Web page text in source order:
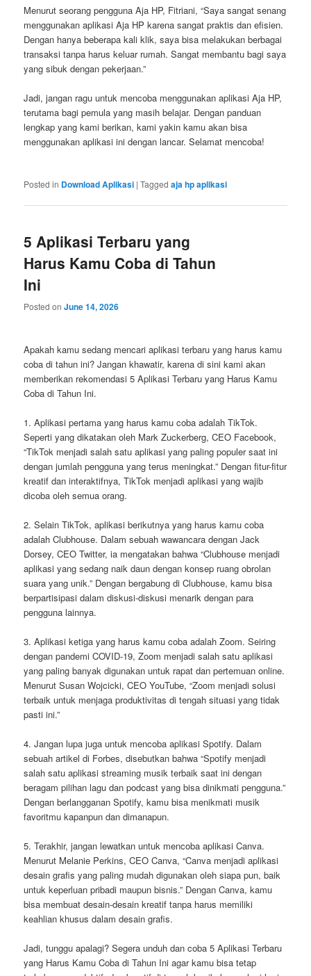
Menurut seorang pengguna Aja HP, Fitriani, “Saya sangat senang
menggunakan aplikasi Aja HP karena sangat praktis dan efisien.
Dengan hanya beberapa kali klik, saya bisa melakukan berbagai
transaksi tanpa harus keluar rumah. Sangat membantu bagi saya
yang sibuk dengan pekerjaan.”
Jadi, jangan ragu untuk mencoba menggunakan aplikasi Aja HP,
terutama bagi pemula yang masih belajar. Dengan panduan
lengkap yang kami berikan, kami yakin kamu akan bisa
menggunakan aplikasi ini dengan lancar. Selamat mencoba!
Posted in Download Aplikasi |Tagged aja hp aplikasi
5 Aplikasi Terbaru yang
Harus Kamu Coba di Tahun
Ini
Posted onJune 14, 2026
Apakah kamu sedang mencari aplikasi terbaru yang harus kamu
coba di tahun ini? Jangan khawatir, karena di sini kami akan
memberikan rekomendasi 5 Aplikasi Terbaru yang Harus Kamu
Coba di Tahun Ini.
1. Aplikasi pertama yang harus kamu coba adalah TikTok.
Seperti yang dikatakan oleh Mark Zuckerberg, CEO Facebook,
“TikTok menjadi salah satu aplikasi yang paling populer saat ini
dengan jumlah pengguna yang terus meningkat.” Dengan fitur-fitur
kreatif dan interaktifnya, TikTok menjadi aplikasi yang wajib
dicoba oleh semua orang.
2. Selain TikTok, aplikasi berikutnya yang harus kamu coba
adalah Clubhouse. Dalam sebuah wawancara dengan Jack
Dorsey, CEO Twitter, ia mengatakan bahwa “Clubhouse menjadi
aplikasi yang sedang naik daun dengan konsep ruang obrolan
suara yang unik.” Dengan bergabung di Clubhouse, kamu bisa
berpartisipasi dalam diskusi-diskusi menarik dengan para
pengguna lainnya.
3. Aplikasi ketiga yang harus kamu coba adalah Zoom. Seiring
dengan pandemi COVID-19, Zoom menjadi salah satu aplikasi
yang paling banyak digunakan untuk rapat dan pertemuan online.
Menurut Susan Wojcicki, CEO YouTube, “Zoom menjadi solusi
terbaik untuk menjaga produktivitas di tengah situasi yang tidak
pasti ini.”
4. Jangan lupa juga untuk mencoba aplikasi Spotify. Dalam
sebuah artikel di Forbes, disebutkan bahwa “Spotify menjadi
salah satu aplikasi streaming musik terbaik saat ini dengan
beragam pilihan lagu dan podcast yang bisa dinikmati pengguna.”
Dengan berlangganan Spotify, kamu bisa menikmati musik
favoritmu kapanpun dan dimanapun.
5. Terakhir, jangan lewatkan untuk mencoba aplikasi Canva.
Menurut Melanie Perkins, CEO Canva, “Canva menjadi aplikasi
desain grafis yang paling mudah digunakan oleh siapa pun, baik
untuk keperluan pribadi maupun bisnis.” Dengan Canva, kamu
bisa membuat desain-desain kreatif tanpa harus memiliki
keahlian khusus dalam desain grafis.
Jadi, tunggu apalagi? Segera unduh dan coba 5 Aplikasi Terbaru
yang Harus Kamu Coba di Tahun Ini agar kamu bisa tetap